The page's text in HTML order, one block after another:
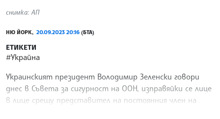
снимка: АП
НЮ ЙОРК, 20.09.2023 20:16 (БТА)
ЕТИКЕТИ
#Украйна
Украинският президент Володимир Зеленски говори
днес в Съвета за сигурност на ООН, изправяйки се лице
в лице срещу представител на постоянния член на